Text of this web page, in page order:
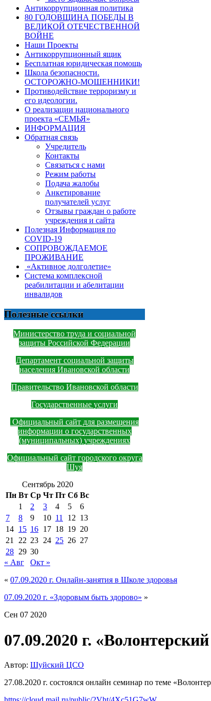
Антикоррупционная политика
80 ГОДОВЩИНА ПОБЕДЫ В
ВЕЛИКОЙ ОТЕЧЕСТВЕННОЙ
ВОЙНЕ
Наши Проекты
Антикоррупционный ящик
Бесплатная юридическая помощь
Школа безопасности.
ОСТОРОЖНО-МОШЕННИКИ!
Противодействие терроризму и
его идеологии.
О реализации национального
проекта «СЕМЬЯ»
ИНФОРМАЦИЯ
Обратная связь
Учредитель
Контакты
Связаться с нами
Режим работы
Подача жалобы
Анкетирование
получателей услуг
Отзывы граждан о работе
учреждения и сайта
Полезная Информация по
COVID-19
СОПРОВОЖДАЕМОЕ
ПРОЖИВАНИЕ
«Активное долголетие»
Система комплексной
реабилитации и абелитации
инвалидов
Полезные ссылки
Министерство труда и социальной
защиты Российской Федерации
Департамент социальной защиты
населения Ивановской области
Правительство Ивановской области
Государственные услуги
Официальный сайт для размещения
информации о государственных
(муниципальных) учреждениях
Официальный сайт городского округа
Шуя
Сентябрь 2020
Пн Вт Ср Чт Пт Сб Вс
1
2 3 4 5
6
7
8 9 10 11 12 13
14 15 16 17 18 19 20
21 22 23 24 25 26 27
28 29 30
« Авг
Окт »
« 07.09.2020 г. Онлайн-занятия в Школе здоровья
07.09.2020 г. «Здоровым быть здорово» »
Сен 07 2020
07.09.2020 г.
Автор: Шуйский ЦСО
27.08.2020 г. состоялся онлайн семинар по теме